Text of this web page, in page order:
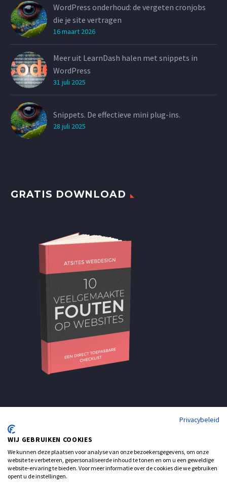
WordPress onderhoud: de vergeten cronjobs
die je site vertragen
16 maart 2026
Meer uit LearnDash halen met snippets in
WordPress
31 juli 2025
Snippets. De effectieve mini plug-ins.
28 juli 2025
GRATIS DOWNLOAD
Privacybeleid
WIJ GEBRUIKEN COOKIES
We kunnen deze plaatsen voor analyse van onze bezoekersgegevens, om onze
website te verbeteren, gepersonaliseerde inhoud te tonen en om u een geweldige
website-ervaring te bieden. Voor meer informatie over de cookies die we gebruiken
opent u de instellingen.